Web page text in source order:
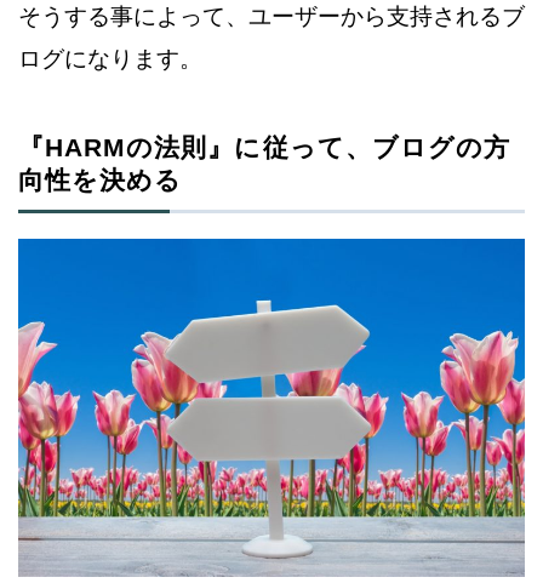
そうする事によって、ユーザーから支持されるブ
ログになります。
『HARMの法則』に従って、ブログの方
向性を決める